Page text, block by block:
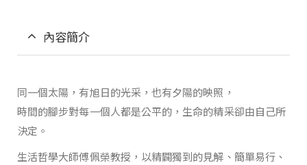
內容簡介
同一個太陽，有旭日的光采，也有夕陽的映照，
時間的腳步對每一個人都是公平的，生命的精采卻由自己所
決定。
生活哲學大師傅佩榮教授，以精闢獨到的見解、簡單易行、